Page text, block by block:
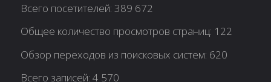
Всего посетителей:389 672
Общее количество просмотров страниц: 122
Обзор переходов из поисковых систем: 620
Всего записей:4 570